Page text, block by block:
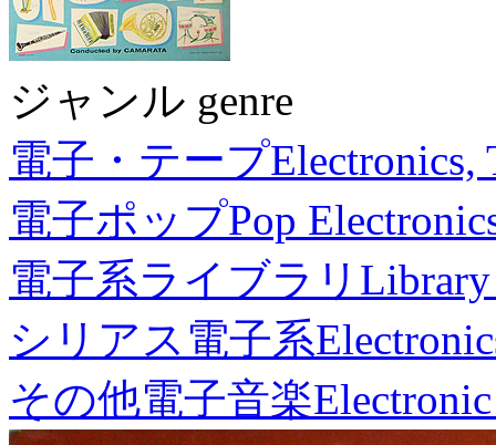
ジャンル genre
電子・テープElectronics,
電子ポップPop
電子系ライブラリ
シリアス電子系
その他電子音楽